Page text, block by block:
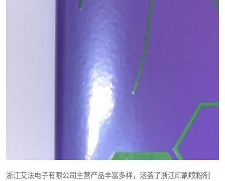
浙江艾法电子有限公司主营产品丰富多样，涵盖了浙江印刷喷粉制